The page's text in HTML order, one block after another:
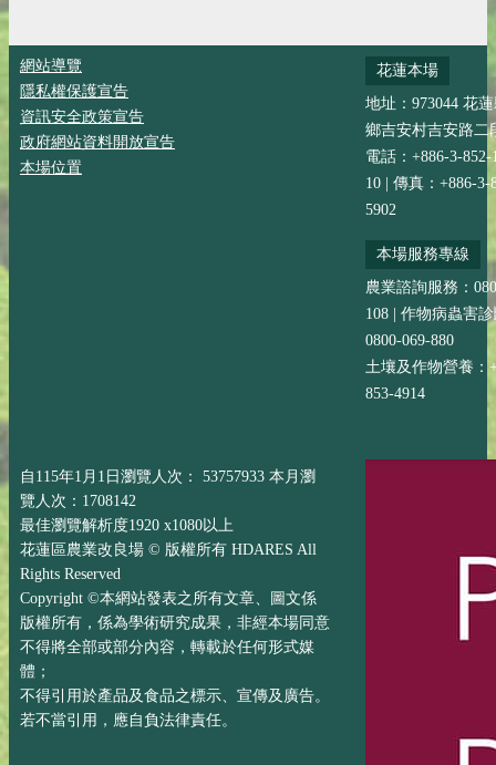
網站導覽
隱私權保護宣告
資訊安全政策宣告
政府網站資料開放宣告
本場位置
花蓮本場
地址：973044 花
鄉吉安村吉安路二
電話：+886-3-852-
10 | 傳真：+886-3-
5902
本場服務專線
農業諮詢服務：
108 | 作物病蟲害
0800-069-880
土壤及作物營養：
853-4914
自115年1月1日瀏覽人次： 53757933 本月瀏
覽人次：1708142
最佳瀏覽解析度1920 x1080以上
花蓮區農業改良場 © 版權所有 HDARES All
Rights Reserved
Copyright ©本網站發表之所有文章、圖文係
版權所有，係為學術研究成果，非經本場同意
不得將全部或部分內容，轉載於任何形式媒
體；
不得引用於產品及食品之標示、宣傳及廣告。
若不當引用，應自負法律責任。